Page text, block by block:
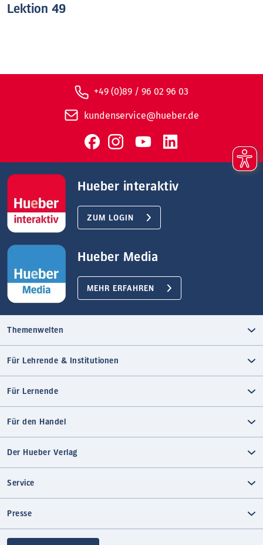
Lektion 49
+49 (0)89 / 96 02 96 03
kundenservice@hueber.de
Hueber interaktiv
ZUM LOGIN
Hueber Media
MEHR ERFAHREN
Themenwelten
Für Lehrende & Institutionen
Für Lernende
Für den Handel
Der Hueber Verlag
Service
Presse